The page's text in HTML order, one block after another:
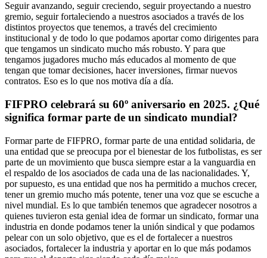
Seguir avanzando, seguir creciendo, seguir proyectando a nuestro
gremio, seguir fortaleciendo a nuestros asociados a través de los
distintos proyectos que tenemos, a través del crecimiento
institucional y de todo lo que podamos aportar como dirigentes para
que tengamos un sindicato mucho más robusto. Y para que
tengamos jugadores mucho más educados al momento de que
tengan que tomar decisiones, hacer inversiones, firmar nuevos
contratos. Eso es lo que nos motiva día a día.
FIFPRO celebrará su 60º aniversario en 2025. ¿Qué
significa formar parte de un sindicato mundial?
Formar parte de FIFPRO, formar parte de una entidad solidaria, de
una entidad que se preocupa por el bienestar de los futbolistas, es ser
parte de un movimiento que busca siempre estar a la vanguardia en
el respaldo de los asociados de cada una de las nacionalidades. Y,
por supuesto, es una entidad que nos ha permitido a muchos crecer,
tener un gremio mucho más potente, tener una voz que se escuche a
nivel mundial. Es lo que también tenemos que agradecer nosotros a
quienes tuvieron esta genial idea de formar un sindicato, formar una
industria en donde podamos tener la unión sindical y que podamos
pelear con un solo objetivo, que es el de fortalecer a nuestros
asociados, fortalecer la industria y aportar en lo que más podamos